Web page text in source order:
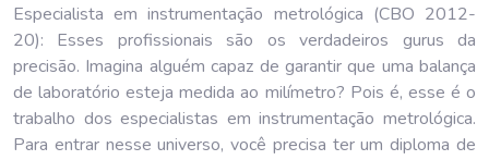
Especialista em instrumentação metrológica (CBO 2012-
20): Esses profissionais são os verdadeiros gurus da
precisão. Imagina alguém capaz de garantir que uma balança
de laboratório esteja medida ao milímetro? Pois é, esse é o
trabalho dos especialistas em instrumentação metrológica.
Para entrar nesse universo, você precisa ter um diploma de